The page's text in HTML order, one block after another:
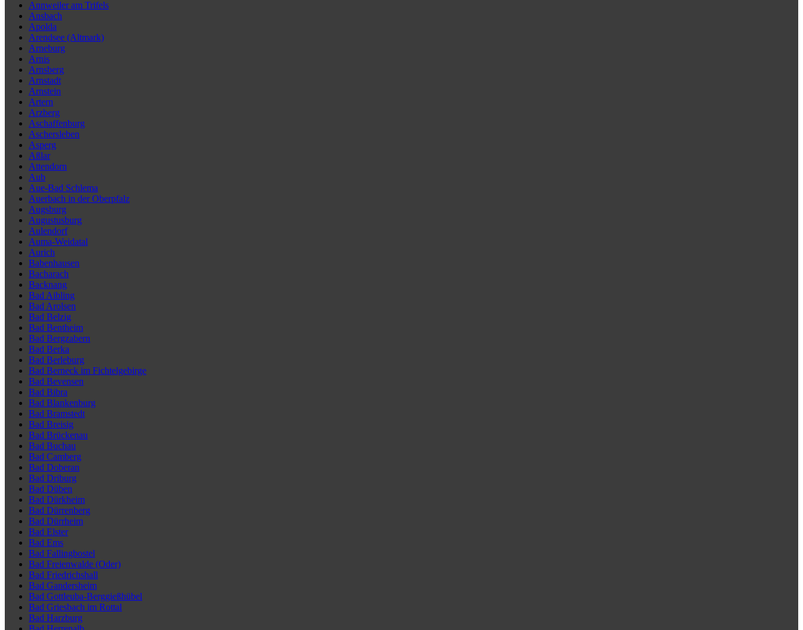
Annweiler am Trifels
Ansbach
Apolda
Arendsee (Altmark)
Arneburg
Arnis
Arnsberg
Arnstadt
Arnstein
Artern
Arzberg
Aschaffenburg
Aschersleben
Asperg
Aßlar
Attendorn
Aub
Aue-Bad Schlema
Auerbach in der Oberpfalz
Augsburg
Augustusburg
Aulendorf
Auma-Weidatal
Aurich
Babenhausen
Bacharach
Backnang
Bad Aibling
Bad Arolsen
Bad Belzig
Bad Bentheim
Bad Bergzabern
Bad Berka
Bad Berleburg
Bad Berneck im Fichtelgebirge
Bad Bevensen
Bad Bibra
Bad Blankenburg
Bad Bramstedt
Bad Breisig
Bad Brückenau
Bad Buchau
Bad Camberg
Bad Doberan
Bad Driburg
Bad Düben
Bad Dürkheim
Bad Dürrenberg
Bad Dürrheim
Bad Elster
Bad Ems
Bad Fallingbostel
Bad Freienwalde (Oder)
Bad Friedrichshall
Bad Gandersheim
Bad Gottleuba-Berggießhübel
Bad Griesbach im Rottal
Bad Harzburg